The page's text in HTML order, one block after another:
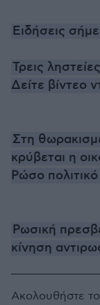
Ειδήσεις
Τρεις
Δείτε βίντεο
Στη
κρύβεται η
Ρώσο
Ρωσική
κίνηση
Ακολουθήστε το